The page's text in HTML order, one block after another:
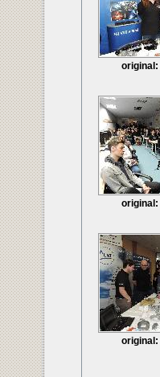
original:
original:
original: